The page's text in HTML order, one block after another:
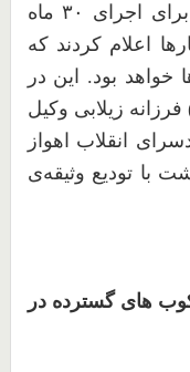
اجرای ۳۰ ماه
اعلام کردند ‏که
بود. این در
فرزانه زیلابی وکیل
انقلاب اهواز
با تودیع وثیقه‌ی
های گسترده در